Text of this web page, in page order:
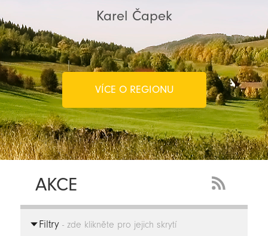
Karel Čapek
VÍCE O REGIONU
AKCE
Feed
Filtry- zde klikněte pro jejich skrytí